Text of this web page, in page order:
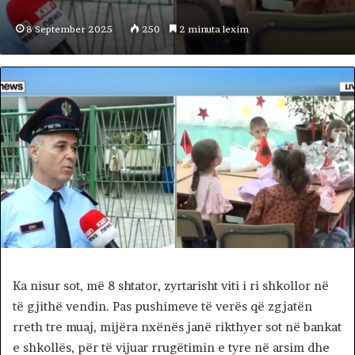
8 September 2025 250 2 minuta lexim
Ka nisur sot, më 8 shtator, zyrtarisht viti i ri shkollor në
të gjithë vendin. Pas pushimeve të verës që zgjatën
rreth tre muaj, mijëra nxënës janë rikthyer sot në bankat
e shkollës, për të vijuar rrugëtimin e tyre në arsim dhe